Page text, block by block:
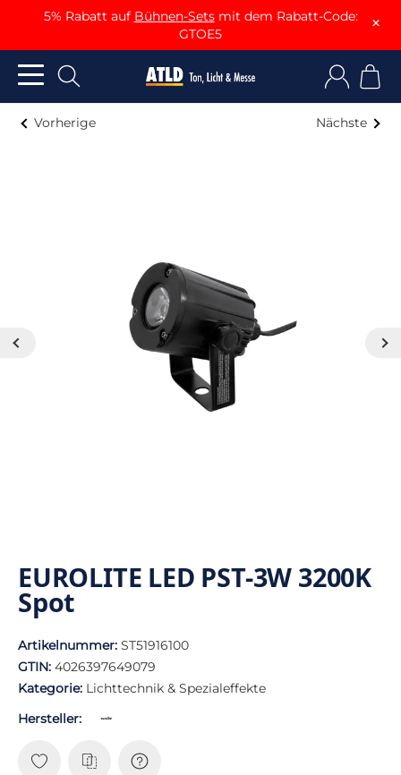
5% Rabatt auf Bühnen-Setsmit dem Rabatt-Code:
GTOE5
×
Vorherige Nächste
EUROLITE LED PST-3W 3200K
Spot
Artikelnummer: ST51916100
GTIN: 4026397649079
Kategorie: Lichttechnik & Spezialeffekte
Hersteller: